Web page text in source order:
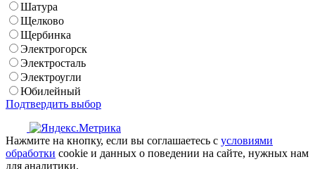
Шатура
Щелково
Щербинка
Электрогорск
Электросталь
Электроугли
Юбилейный
Подтвердить выбор
Нажмите на кнопку, если вы соглашаетесь с условиями
обработки cookie и данных о поведении на сайте, нужных нам
для аналитики.